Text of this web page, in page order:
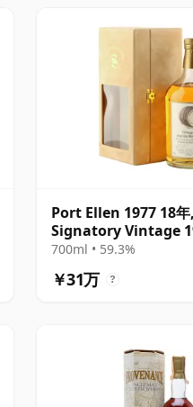
Port Ellen 1977 18年,
Signatory Vintage
Bottling with
700ml • 59.3%
￥31万 ?